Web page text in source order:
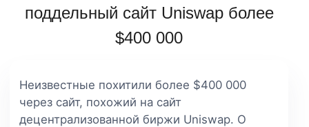
поддельный сайт Uniswap более
$400 000
Неизвестные похитили более $400 000
через сайт, похожий на сайт
децентрализованной биржи Uniswap. О